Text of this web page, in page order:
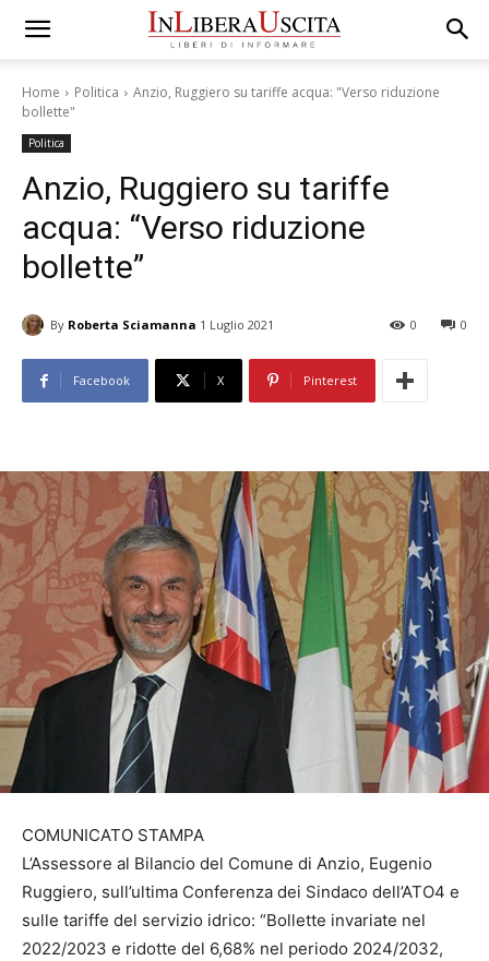
Home Politica
Anzio, Ruggiero su tariffe acqua: "Verso riduzione
bollette"
Politica
Anzio, Ruggiero su tariffe
acqua: “Verso riduzione
bollette”
By Roberta Sciamanna 1 Luglio 2021 0
0
Facebook X Pinterest
COMUNICATO STAMPA
L’Assessore al Bilancio del Comune di Anzio, Eugenio
Ruggiero, sull’ultima Conferenza dei Sindaco dell’ATO4 e
sulle tariffe del servizio idrico: “Bollette invariate nel
2022/2023 e ridotte del 6,68% nel periodo 2024/2032,